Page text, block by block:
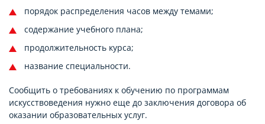
порядок распределения часов между темами;
содержание учебного плана;
продолжительность курса;
название специальности.
Сообщить о требованиях к обучению по программам
искусствоведения нужно еще до заключения договора об
оказании образовательных услуг.